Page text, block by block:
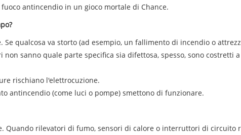
antincendio in un gioco mortale di Chance.
qualcosa va storto (ad esempio, un fallimento di incendio o
sanno quale parte specifica sia difettosa, spesso, sono costretti
rischiano l'elettrocuzione.
antincendio (come luci o pompe) smettono di funzionare.
Quando rilevatori di fumo, sensori di calore o interruttori di circuito